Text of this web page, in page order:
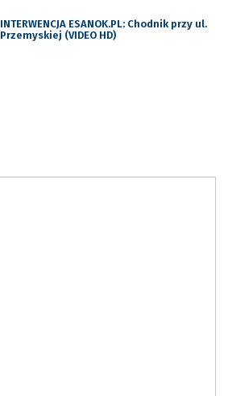
INTERWENCJA ESANOK.PL: Chodnik przy ul.
Przemyskiej (VIDEO HD)